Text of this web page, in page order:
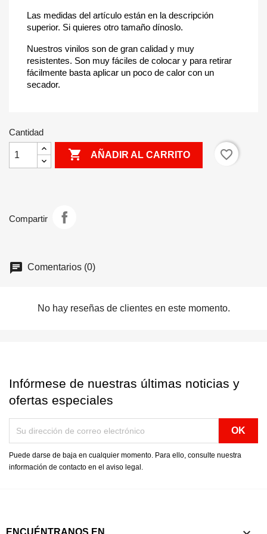
Las medidas del artículo están en la descripción
superior. Si quieres otro tamaño dínoslo.
Nuestros vinilos son de gran calidad y muy
resistentes. Son muy fáciles de colocar y para retirar
fácilmente basta aplicar un poco de calor con un
secador.
Cantidad
 AÑADIR AL CARRITO favorite_border
Compartir
Comentarios (0)
No hay reseñas de clientes en este momento.
Infórmese de nuestras últimas noticias y
ofertas especiales
Puede darse de baja en cualquier momento. Para ello, consulte nuestra
información de contacto en el aviso legal.
ENCUÉNTRANOS EN